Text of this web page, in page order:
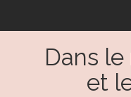
Dans
et